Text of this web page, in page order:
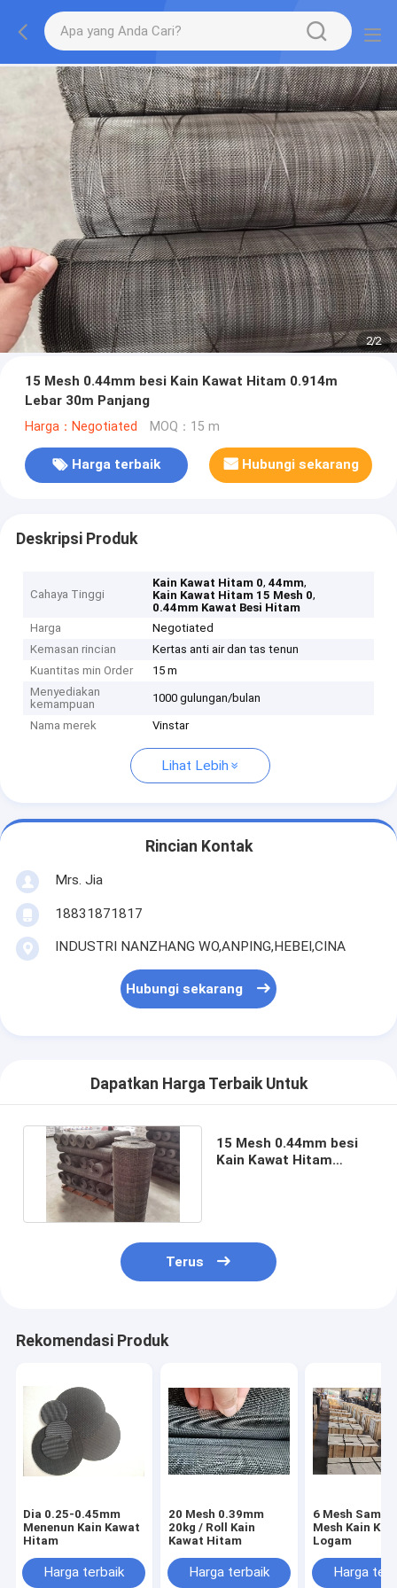
2/2
15 Mesh 0.44mm besi Kain Kawat Hitam 0.914m
Lebar 30m Panjang
Harga：Negotiated MOQ：15 m
Harga terbaik Hubungi sekarang
Deskripsi Produk
Cahaya Tinggi
Kain Kawat Hitam 0,44mm,
Kain Kawat Hitam 15 Mesh 0,
0.44mm Kawat Besi Hitam
Harga
Negotiated
Kemasan rincian
Kertas anti air dan tas tenun
Kuantitas min Order
15 m
Menyediakan
kemampuan
1000 gulungan/bulan
Nama merek Vinstar
Lihat Lebih
Rincian Kontak
Mrs. Jia
18831871817
INDUSTRI NANZHANG WO,ANPING,HEBEI,CINA
Hubungi sekarang
Dapatkan Harga Terbaik Untuk
15 Mesh 0.44mm besi
Kain Kawat Hitam
Terus
Rekomendasi Produk
Dia 0.25-0.45mm
Menenun Kain Kawat
Hitam
Harga terbaik
20 Mesh 0.39mm
20kg / Roll Kain
Kawat Hitam
Harga terbaik
6 Mesh
Mesh Kain
Logam
Harga